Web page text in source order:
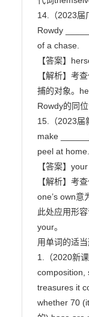
14.（2023届
Rowdy
of a chase.
【答案】
【解析】考
捕的对象。
Rowdy的同
15.（2023届
make
peel at home.
【答案】your
【解析】考
one’s own意
此处应用形
your。
用单词的适
1.（2020新
composition,
treasures it
whether 70